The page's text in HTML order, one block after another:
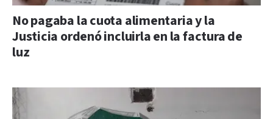
No pagaba la cuota alimentaria y la
Justicia ordenó incluirla en la factura de
luz